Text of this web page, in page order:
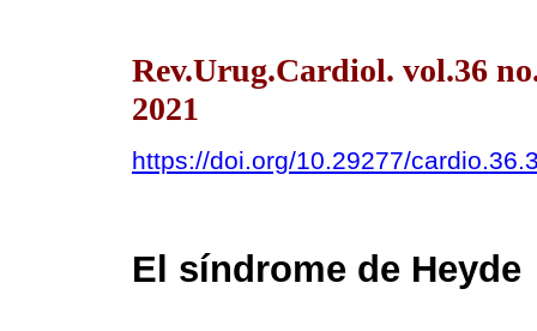
Rev.Urug.Cardiol. vol.36
2021
https://doi.org/10.29277/
El síndrome de Heyde